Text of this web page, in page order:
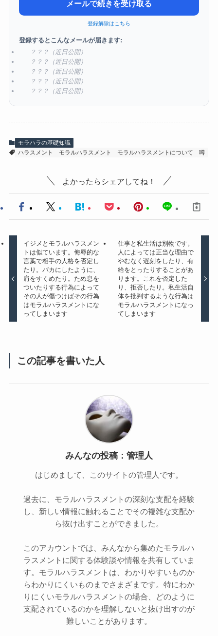
メールで続きを受け取る
登録解除はこちら
登録するとこんなメールが届きます:
？？？（近日公開）
？？？（近日公開）
？？？（近日公開）
？？？（近日公開）
？？？（近日公開）
モラハラの基礎知識
ハラスメント
モラルハラスメント モラルハラスメントについて 噂
よかったらシェアしてね！
イジメとモラルハラスメン
トは似ています。侮辱的な
言葉で相手の人格を否定し
たり。バカにしたように、
肩をすくめたり。ため息を
ついたりする行為によって
その人が傷つけばその行為
はモラルハラスメントにな
ってしまいます
仕事と私生活は別物です。
人によっては正当な理由で
やむなく遅刻をしたり、有
給をとったりすることがあ
ります。これを否定した
り、拒否したり。私生活自
体を批判するような行為は
モラルハラスメントになっ
てしまいます
この記事を書いた人
みんなの投稿：管理人
はじめまして、このサイトの管理人です。
過去に、モラルハラスメントの深刻な支配を経験
し、新しい情報に触れることでその複雑な支配か
ら抜け出すことができました。
このアカウントでは、みんなから集めたモラルハ
ラスメントに関する体験談や情報を共有していま
す。モラルハラスメントは、わかりやすいものか
らわかりにくいものまでさまざまです。特にわか
りにくいモラルハラスメントの場合、どのように
支配されているのかを理解しないと抜け出すのが
難しいことがあります。